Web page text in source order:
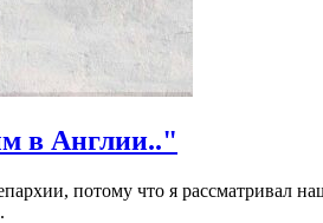
в Англии.."
потому что я рассматривал